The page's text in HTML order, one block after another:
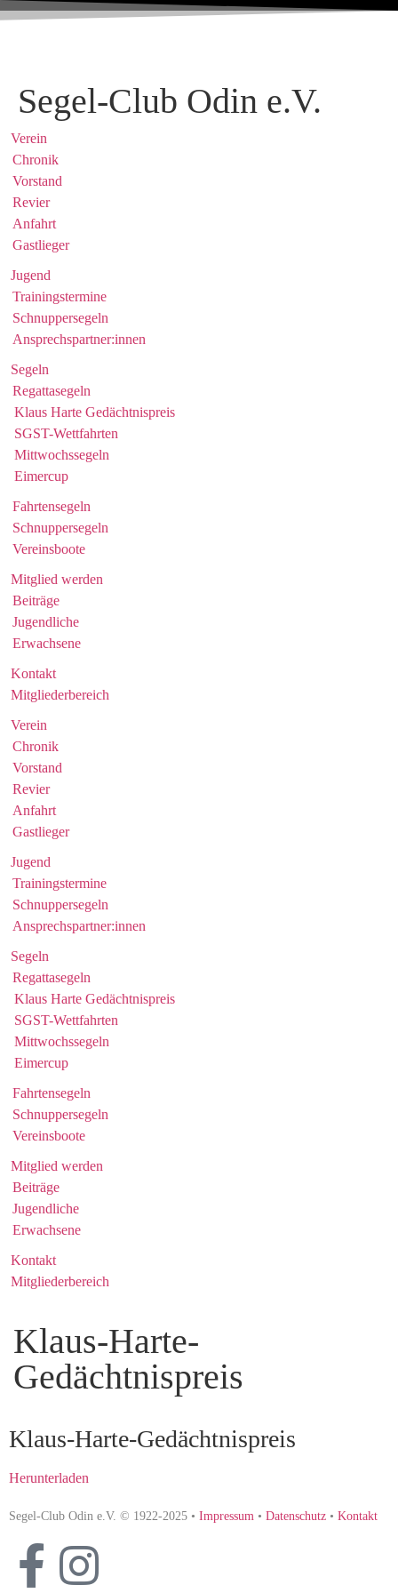
Segel-Club Odin e.V.
Verein
Chronik
Vorstand
Revier
Anfahrt
Gastlieger
Jugend
Trainingstermine
Schnuppersegeln
Ansprechspartner:innen
Segeln
Regattasegeln
Klaus Harte Gedächtnispreis
SGST-Wettfahrten
Mittwochssegeln
Eimercup
Fahrtensegeln
Schnuppersegeln
Vereinsboote
Mitglied werden
Beiträge
Jugendliche
Erwachsene
Kontakt
Mitgliederbereich
Verein
Chronik
Vorstand
Revier
Anfahrt
Gastlieger
Jugend
Trainingstermine
Schnuppersegeln
Ansprechspartner:innen
Segeln
Regattasegeln
Klaus Harte Gedächtnispreis
SGST-Wettfahrten
Mittwochssegeln
Eimercup
Fahrtensegeln
Schnuppersegeln
Vereinsboote
Mitglied werden
Beiträge
Jugendliche
Erwachsene
Kontakt
Mitgliederbereich
Klaus-Harte-
Gedächtnispreis
Klaus-Harte-Gedächtnispreis
Herunterladen
Segel-Club Odin e.V. © 1922-2025 • Impressum • Datenschutz • Kontakt